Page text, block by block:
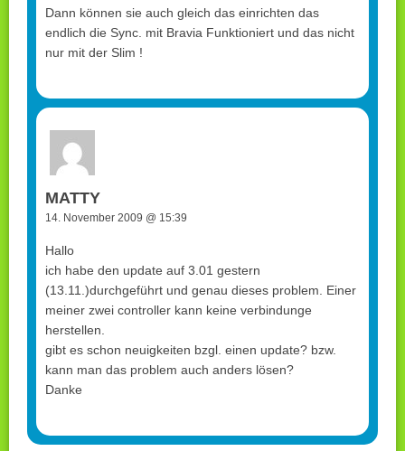
Dann können sie auch gleich das einrichten das
endlich die Sync. mit Bravia Funktioniert und das nicht
nur mit der Slim !
MATTY
14. November 2009 @ 15:39
Hallo
ich habe den update auf 3.01 gestern
(13.11.)durchgeführt und genau dieses problem. Einer
meiner zwei controller kann keine verbindunge
herstellen.
gibt es schon neuigkeiten bzgl. einen update? bzw.
kann man das problem auch anders lösen?
Danke